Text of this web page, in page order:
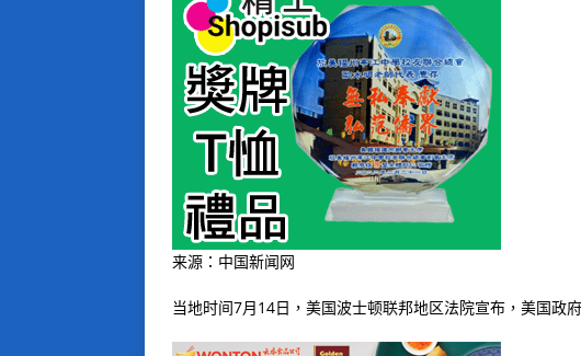
来源：中国新闻网
当地时间7月14日，美国波士顿联邦地区法院宣布，美国政